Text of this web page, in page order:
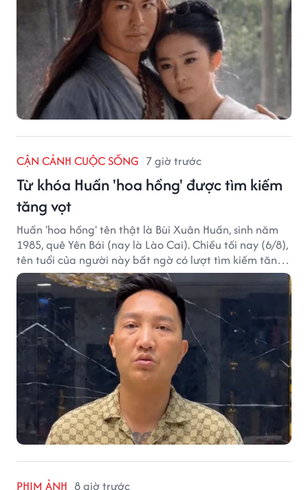
CẬN CẢNH CUỘC SỐNG 7 giờ trước
Từ khóa Huấn 'hoa hồng' được tìm kiếm
tăng vọt
Huấn 'hoa hồng' tên thật là Bùi Xuân Huấn, sinh năm
1985, quê Yên Bái (nay là Lào Cai). Chiều tối nay (6/8),
tên tuổi của người này bất ngờ có lượt tìm kiếm tăng
vọt.
PHIM ẢNH 8 giờ trước